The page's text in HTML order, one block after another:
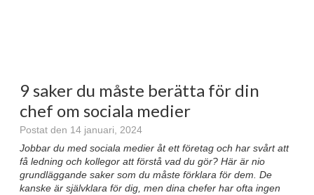
9 saker du måste berätta för din
chef om sociala medier
Postat den 14 januari, 2024
Jobbar du med sociala medier åt ett företag och har svårt att
få ledning och kollegor att förstå vad du gör? Här är nio
grundläggande saker som du måste förklara för dem. De
kanske är självklara för dig, men dina chefer har ofta ingen